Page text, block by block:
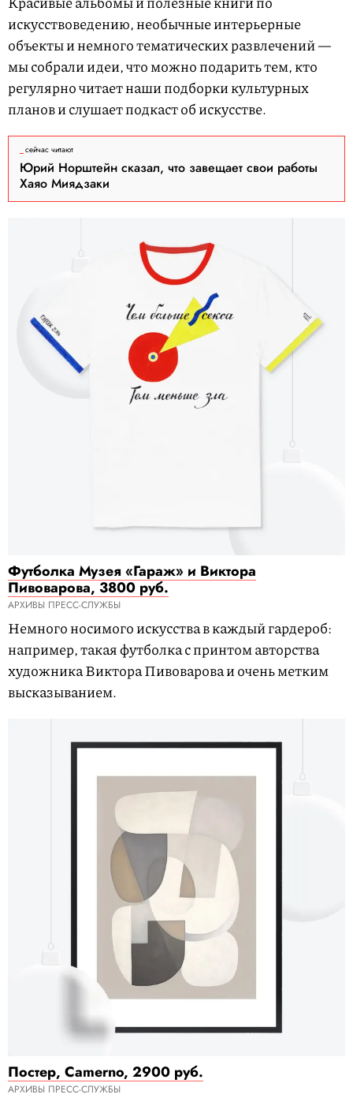
искусствоведению, необычные интерьерные
объекты и немного тематических развлечений —
мы собрали идеи, что можно подарить тем, кто
регулярно читает наши подборки культурных
планов и слушает подкаст об искусстве.
сейчас читают
Юрий Норштейн сказал, что завещает свои работы
Хаяо Миядзаки
Футболка Музея «Гараж» и Виктора
Пивоварова, 3800 руб.
АРХИВЫ ПРЕСС-СЛУЖБЫ
Немного носимого искусства в каждый гардероб:
например, такая футболка с принтом авторства
художника Виктора Пивоварова и очень метким
высказыванием.
Постер, Camerno, 2900 руб.
АРХИВЫ ПРЕСС-СЛУЖБЫ